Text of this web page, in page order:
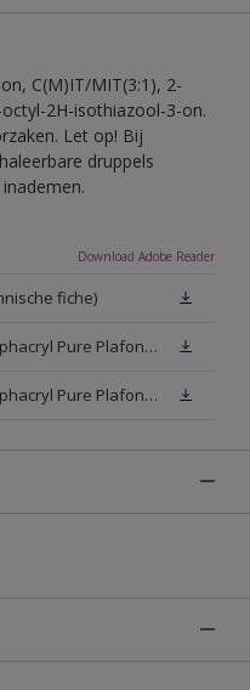
C(M)IT/MIT(3:1), 2-
2H-isothiazool-3-on.
Let op! Bij
druppels
Download Adobe Reader
fiche)
Veiligheidsinformatieblad Alphacryl Pure Plafond W05 (SDS)
Veiligheidsinformatieblad Alphacryl Pure Plafond White (SDS)